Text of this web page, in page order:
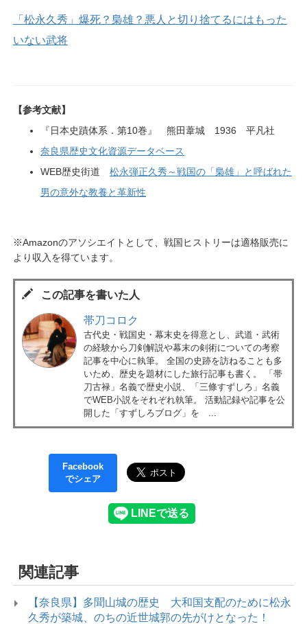
「松永久秀」爆死？梟雄？悪人と切り捨てるにはもった
いない武将
【参考文献】
『日本史蹟体系．第10巻』 熊田葦城 1936 平凡社
奈良県歴史文化資源データベース
WEB歴史街道 松永弾正久秀～戦国の「梟雄」と呼ばれた
男の意外な教養と革新性
※Amazonのアソシエイトとして、戦国ヒストリーは適格販売に
より収入を得ています。
この記事を書いた人
帯刀コロク
古代史・戦国史・幕末史を得意とし、武道・武術
の経験から刀剣解説や幕末の剣術についての考察
記事を中心に執筆。 全国の史跡を訪ねることも多
いため、歴史を題材にした旅行記事も書く。 「帯
刀古禄」名義で歴史小説、「三條すずしろ」名義
でWEB小説をそれぞれ執筆。 活動記録や記事を公
開した「すずしろブログ」を ...
Facebook
でシェア
関連記事
【奈良県】多聞山城の歴史 大和国支配のために松永
久秀が築城、のちの近世城郭の先がけとなった！